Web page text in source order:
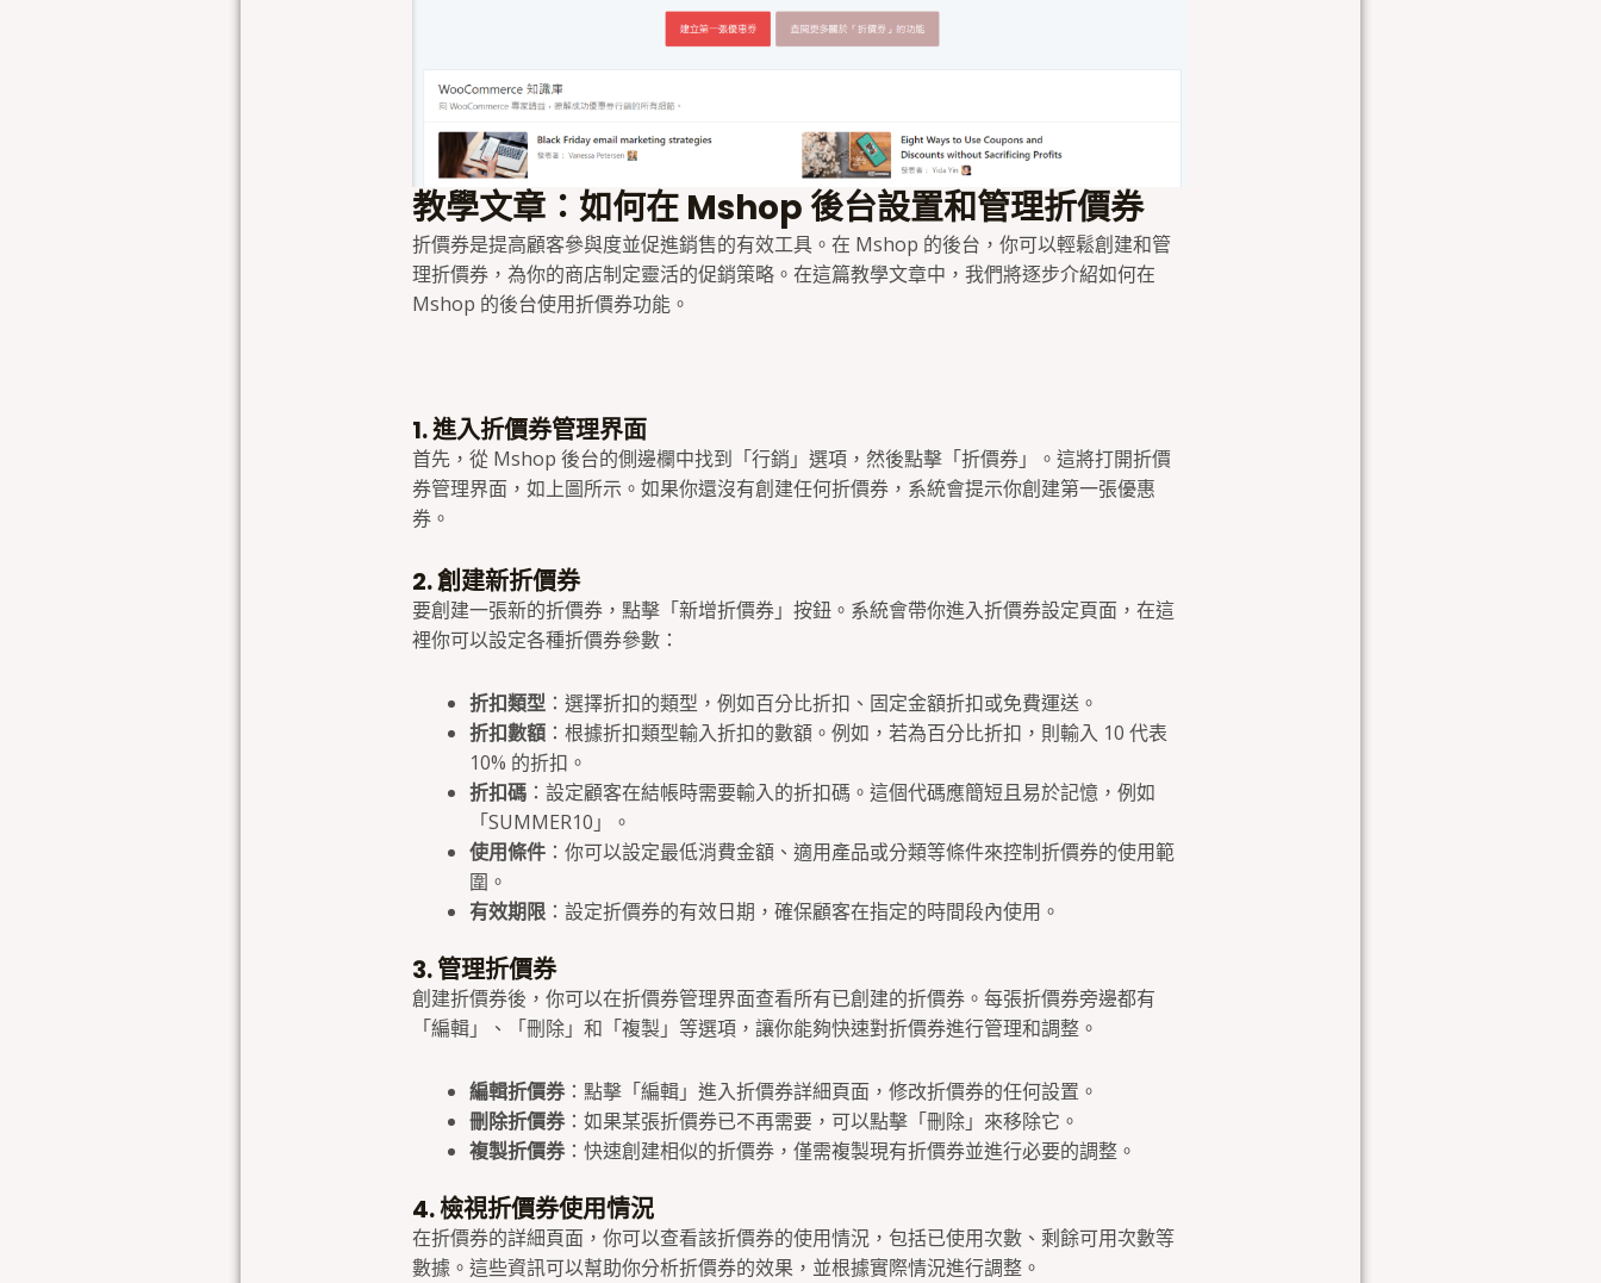
教學文章：如何在 Mshop 後台設置和管理折價券
折價券是提高顧客參與度並促進銷售的有效工具。在 Mshop 的後台，你可以輕鬆創建和管
理折價券，為你的商店制定靈活的促銷策略。在這篇教學文章中，我們將逐步介紹如何在
Mshop 的後台使用折價券功能。
1. 進入折價券管理界面
首先，從 Mshop 後台的側邊欄中找到「行銷」選項，然後點擊「折價券」。這將打開折價
券管理界面，如上圖所示。如果你還沒有創建任何折價券，系統會提示你創建第一張優惠
券。
2. 創建新折價券
要創建一張新的折價券，點擊「新增折價券」按鈕。系統會帶你進入折價券設定頁面，在這
裡你可以設定各種折價券參數：
折扣類型：選擇折扣的類型，例如百分比折扣、固定金額折扣或免費運送。
折扣數額：根據折扣類型輸入折扣的數額。例如，若為百分比折扣，則輸入 10 代表
10% 的折扣。
折扣碼：設定顧客在結帳時需要輸入的折扣碼。這個代碼應簡短且易於記憶，例如
「SUMMER10」。
使用條件：你可以設定最低消費金額、適用產品或分類等條件來控制折價券的使用範
圍。
有效期限：設定折價券的有效日期，確保顧客在指定的時間段內使用。
3. 管理折價券
創建折價券後，你可以在折價券管理界面查看所有已創建的折價券。每張折價券旁邊都有
「編輯」、「刪除」和「複製」等選項，讓你能夠快速對折價券進行管理和調整。
編輯折價券：點擊「編輯」進入折價券詳細頁面，修改折價券的任何設置。
刪除折價券：如果某張折價券已不再需要，可以點擊「刪除」來移除它。
複製折價券：快速創建相似的折價券，僅需複製現有折價券並進行必要的調整。
4. 檢視折價券使用情況
在折價券的詳細頁面，你可以查看該折價券的使用情況，包括已使用次數、剩餘可用次數等
數據。這些資訊可以幫助你分析折價券的效果，並根據實際情況進行調整。